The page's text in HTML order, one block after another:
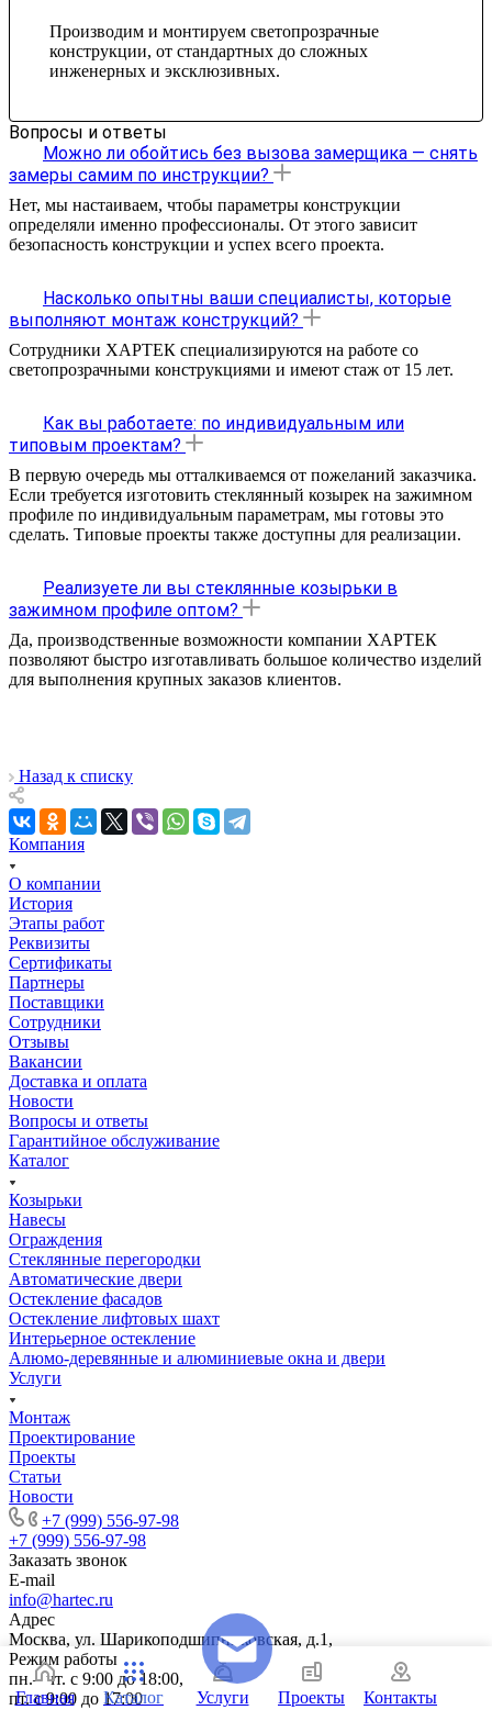
Производим и монтируем светопрозрачные
конструкции, от стандартных до сложных
инженерных и эксклюзивных.
Вопросы и ответы
Можно ли обойтись без вызова замерщика — снять
замеры самим по инструкции?
Нет, мы настаиваем, чтобы параметры конструкции
определяли именно профессионалы. От этого зависит
безопасность конструкции и успех всего проекта.
Насколько опытны ваши специалисты, которые
выполняют монтаж конструкций?
Сотрудники ХАРТЕК специализируются на работе со
светопрозрачными конструкциями и имеют стаж от 15 лет.
Как вы работаете: по индивидуальным или
типовым проектам?
В первую очередь мы отталкиваемся от пожеланий заказчика.
Если требуется изготовить стеклянный козырек на зажимном
профиле по индивидуальным параметрам, мы готовы это
сделать. Типовые проекты также доступны для реализации.
Реализуете ли вы стеклянные козырьки в
зажимном профиле оптом?
Да, производственные возможности компании ХАРТЕК
позволяют быстро изготавливать большое количество изделий
для выполнения крупных заказов клиентов.
Назад к списку
Компания
О компании
История
Этапы работ
Реквизиты
Сертификаты
Партнеры
Поставщики
Сотрудники
Отзывы
Вакансии
Доставка и оплата
Новости
Вопросы и ответы
Гарантийное обслуживание
Каталог
Козырьки
Навесы
Ограждения
Стеклянные перегородки
Автоматические двери
Остекление фасадов
Остекление лифтовых шахт
Интерьерное остекление
Алюмо-деревянные и алюминиевые окна и двери
Услуги
Монтаж
Проектирование
Проекты
Статьи
Новости
+7 (999) 556-97-98
+7 (999) 556-97-98
Заказать звонок
E-mail
info@hartec.ru
Адрес
Москва, ул. Шарикоподшипниковская, д.1,
Режим работы
пн.– чт. с 9:00 до 18:00,
пт. с 9:00 до 17:00
Главная Каталог Услуги Проекты Контакты